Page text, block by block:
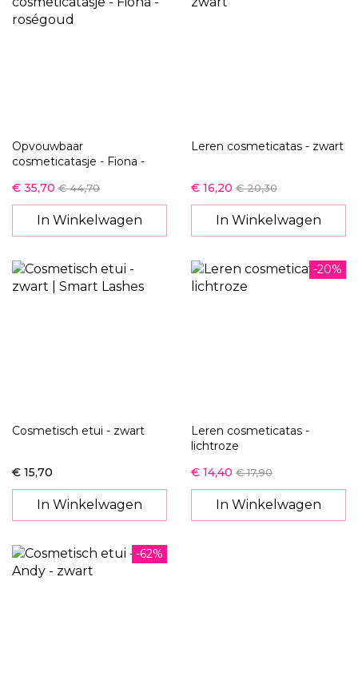
Opvouwbaar
cosmeticatasje - Fiona -
€ 35,70 € 44,70
In Winkelwagen
Leren cosmeticatas - zwart
€ 16,20 € 20,30
In Winkelwagen
Cosmetisch etui - zwart
€ 15,70
In Winkelwagen
-20%
Leren cosmeticatas -
lichtroze
€ 14,40 € 17,90
In Winkelwagen
-62%